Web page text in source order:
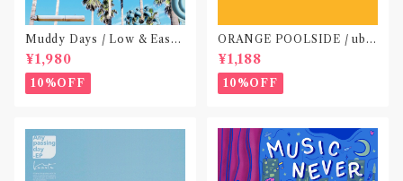
Muddy Days / Low & Easy
Life〝東京〟
¥1,980
10%OFF
ORANGE POOLSIDE / ubu
(CD作品)〝神奈川・厚木〟
¥1,188
10%OFF